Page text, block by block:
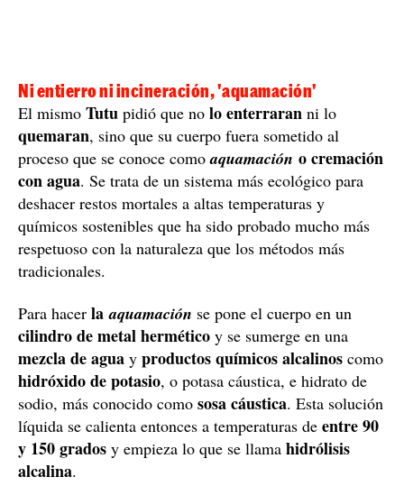
Ni entierro ni incineración, 'aquamación'
El mismo Tutu pidió que no lo enterraran ni lo
quemaran, sino que su cuerpo fuera sometido al
proceso que se conoce comoaquamación o cremación
con agua. Se trata de un sistema más ecológico para
deshacer restos mortales a altas temperaturas y
químicos sostenibles que ha sido probado mucho más
respetuoso con la naturaleza que los métodos más
tradicionales.